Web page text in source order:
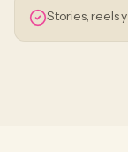
Stories, reels